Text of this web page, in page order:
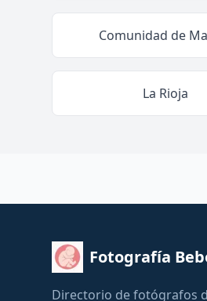
Comunidad de
La Rioja
Fotografía
Directorio de fotógrafos